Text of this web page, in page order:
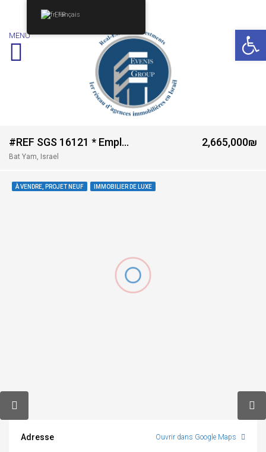
MENU
#REF SGS 16121 * Emplacement exceptionnel pour ce Nouveau Projet proche mer rue Hatsmaout – Bat Yam *
Bat Yam, Israel
2,665,000₪
À VENDRE, PROJET NEUF IMMOBILIER DE LUXE
Adresse Ouvrir dans Google Maps
Français